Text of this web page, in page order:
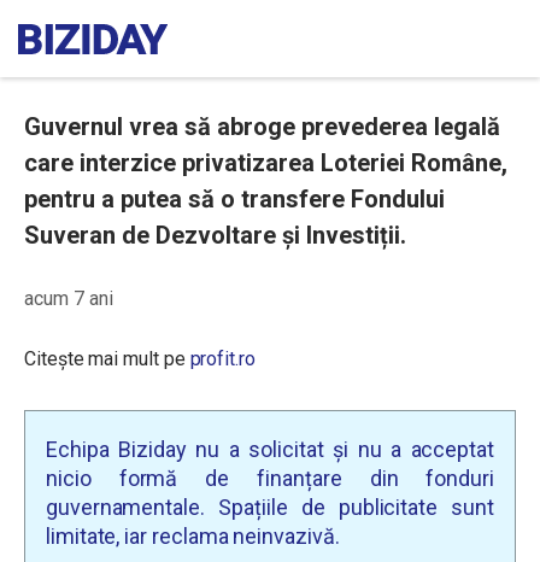
Guvernul vrea să abroge prevederea legală
care interzice privatizarea Loteriei Române,
pentru a putea să o transfere Fondului
Suveran de Dezvoltare și Investiții.
acum 7 ani
Citește mai mult pe profit.ro
Echipa Biziday nu a solicitat și nu a acceptat
nicio formă de finanțare din fonduri
guvernamentale. Spațiile de publicitate sunt
limitate, iar reclama neinvazivă.